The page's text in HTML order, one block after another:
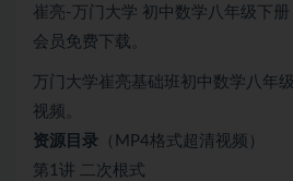
崔亮-万门大学 初中数学八年级下
会员免费下载。
万门大学崔亮基础班初中数学八年
视频。
资源目录 （MP4格式超清视频）
第1讲 二次根式